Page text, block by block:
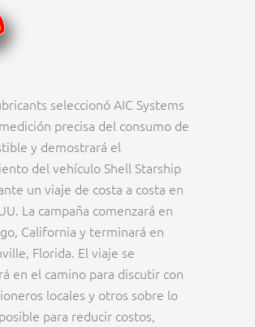
seleccionó AIC Systems
precisa del consumo de
y demostrará el
del vehículo Shell Starship
un viaje de costa a costa en
La campaña comenzará en
California y terminará en
Florida. El viaje se
en el camino para discutir con
locales y otros sobre lo
para reducir costos,